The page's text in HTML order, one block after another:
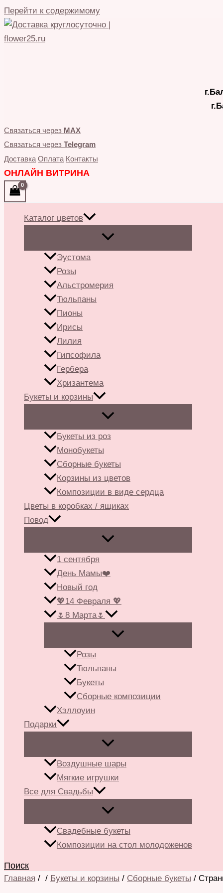
Перейти к содержимому
Связаться через MAX
Связаться через Telegram
Доставка Оплата Контакты
ОНЛАЙН ВИТРИНА
Каталог цветов
Эустома
Розы
Альстромерия
Тюльпаны
Пионы
Ирисы
Лилия
Гипсофила
Гербера
Хризантема
Букеты и корзины
Букеты из роз
Монобукеты
Сборные букеты
Корзины из цветов
Композиции в виде сердца
Цветы в коробках / ящиках
Повод
1 сентября
День Мамы❤️
Новый год
💖14 Февраля 💖
🌷8 Марта🌷
Розы
Тюльпаны
Букеты
Сборные композиции
Хэллоуин
Подарки
Воздушные шары
Мягкие игрушки
Все для Свадьбы
Свадебные букеты
Композиции на стол молодоженов
Поиск
Главная / / Букеты и корзины / Сборные букеты /